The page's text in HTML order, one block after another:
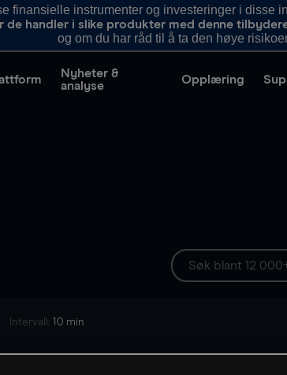
finansielle instrumenter og investeringer i
de handler i slike produkter med denne
og om du har råd til å ta den høye
Nyheter &
analyse
Opplæring
Intervall: 10 min